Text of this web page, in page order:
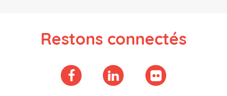
Restons connectés